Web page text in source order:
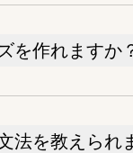
を作れますか
法を教えられ